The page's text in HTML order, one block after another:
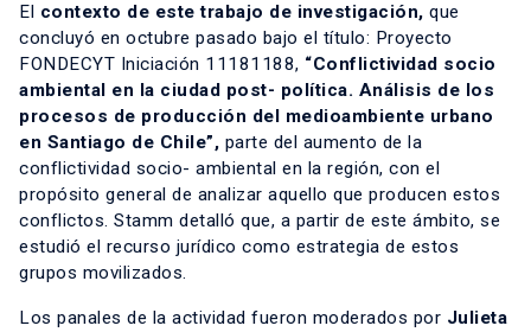
El contexto de este trabajo de investigación, que
concluyó en octubre pasado bajo el título: Proyecto
FONDECYT Iniciación 11181188, “Conflictividad socio
ambiental en la ciudad post- política. Análisis de los
procesos de producción del medioambiente urbano
en Santiago de Chile”, parte del aumento de la
conflictividad socio- ambiental en la región, con el
propósito general de analizar aquello que producen estos
conflictos. Stamm detalló que, a partir de este ámbito, se
estudió el recurso jurídico como estrategia de estos
grupos movilizados.
Los panales de la actividad fueron moderados por Julieta